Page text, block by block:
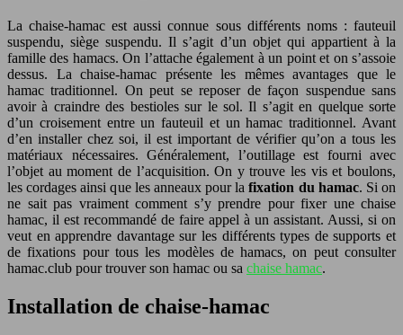
La chaise-hamac est aussi connue sous différents noms : fauteuil
suspendu, siège suspendu. Il s’agit d’un objet qui appartient à la
famille des hamacs. On l’attache également à un point et on s’assoie
dessus. La chaise-hamac présente les mêmes avantages que le
hamac traditionnel. On peut se reposer de façon suspendue sans
avoir à craindre des bestioles sur le sol. Il s’agit en quelque sorte
d’un croisement entre un fauteuil et un hamac traditionnel. Avant
d’en installer chez soi, il est important de vérifier qu’on a tous les
matériaux nécessaires. Généralement, l’outillage est fourni avec
l’objet au moment de l’acquisition. On y trouve les vis et boulons,
les cordages ainsi que les anneaux pour lafixation du hamac. Si on
ne sait pas vraiment comment s’y prendre pour fixer une chaise
hamac, il est recommandé de faire appel à un assistant. Aussi, si on
veut en apprendre davantage sur les différents types de supports et
de fixations pour tous les modèles de hamacs, on peut consulter
hamac.club pour trouver son hamac ou sa chaise hamac.
Installation de chaise-hamac